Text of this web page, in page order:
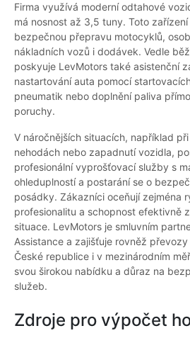
Firma využívá moderní odtahové
má nosnost až 3,5 tuny. Toto
bezpečnou přepravu motocyklů,
nákladních vozů i dodávek. Vedle
poskyuje LevMotors také asistenční
nastartování auta pomocí
pneumatik nebo doplnění paliva
poruchy.
V náročnějších situacích, například
nehodách nebo zapadnutí vozidla,
profesionální vyprošťovací služby s
ohleduplností a postarání se o
posádky. Zákazníci oceňují zejména
profesionalitu a schopnost efektivně
situace. LevMotors je smluvním
Assistance a zajišťuje rovněž
České republice i v mezinárodním
svou širokou nabídku a důraz na
služeb.
Zdroje pro výpočet